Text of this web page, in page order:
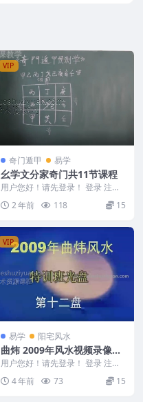
VIP
奇门遁甲 易学
幺学文分家奇门共11节课程
用户您好！请先登录！ 登录 注册
幺学文分家奇门共11节课程 2404
060 1...
2 年前 118 15
VIP
易学 阳宅风水
曲炜 2009年风水视频录像教
学38视频
用户您好！请先登录！ 登录 注册
曲炜-2009年风水视频录像 曲炜风
水教学 M...
4 年前 73 15